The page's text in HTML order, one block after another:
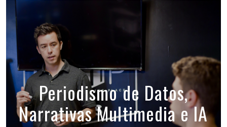
Periodismo de Datos,
Narrativas Multimedia e IA